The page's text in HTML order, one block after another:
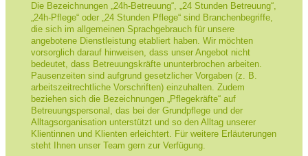
Die Bezeichnungen „24h-Betreuung“, „24 Stunden Betreuung“,
„24h-Pflege“ oder „24 Stunden Pflege“ sind Branchenbegriffe,
die sich im allgemeinen Sprachgebrauch für unsere
angebotene Dienstleistung etabliert haben. Wir möchten
vorsorglich darauf hinweisen, dass unser Angebot nicht
bedeutet, dass Betreuungskräfte ununterbrochen arbeiten.
Pausenzeiten sind aufgrund gesetzlicher Vorgaben (z. B.
arbeitszeitrechtliche Vorschriften) einzuhalten. Zudem
beziehen sich die Bezeichnungen „Pflegekräfte“ auf
Betreuungspersonal, das bei der Grundpflege und der
Alltagsorganisation unterstützt und so den Alltag unserer
Klientinnen und Klienten erleichtert. Für weitere Erläuterungen
steht Ihnen unser Team gern zur Verfügung.